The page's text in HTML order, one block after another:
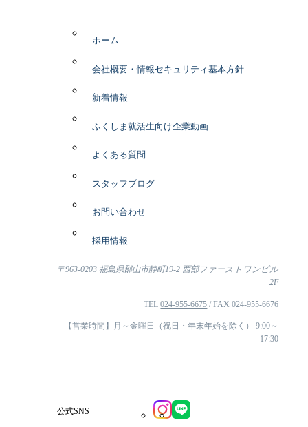
ホーム
会社概要・情報セキュリティ基本方針
新着情報
ふくしま就活生向け企業動画
よくある質問
スタッフブログ
お問い合わせ
採用情報
〒963-0203 福島県郡山市静町19-2 西部ファーストワンビル
2F
TEL024-955-6675 / FAX 024-955-6676
【営業時間】月～金曜日（祝日・年末年始を除く） 9:00～
17:30
公式SNS